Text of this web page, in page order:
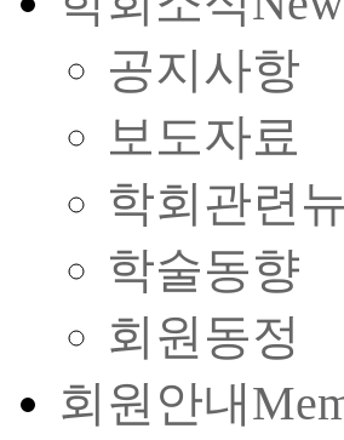
공지사항
보도자료
학회관련
학술동향
회원동정
회원안내